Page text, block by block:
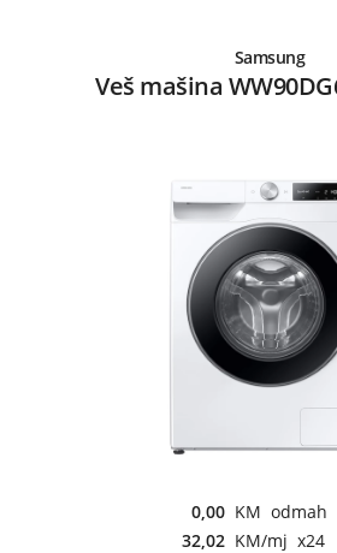
Samsung
Veš mašina
0,00 KM odmah
32,02 KM/mj x24